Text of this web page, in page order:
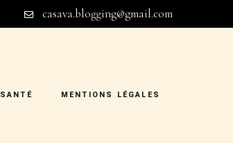
casava.blogging@gmail.com
SANTÉ MENTIONS LÉGALES